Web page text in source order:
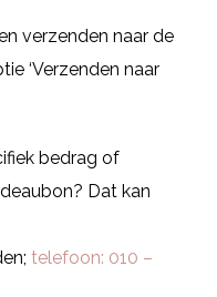
verzenden naar de
‘Verzenden naar
bedrag of
Dat kan
telefoon: 010 –